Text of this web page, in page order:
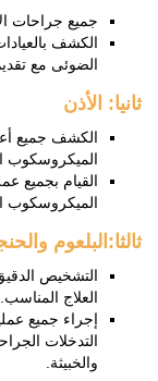
جميع جراحات
الكشف
الضوئى مع
ثانيا: الأذن
الكشف جميع
الميكروسكوب
القيام بجميع
الميكروسكوب
ثالثا:البلعوم
التشخيص
العلاج المناسب.
إجراء جميع
التدخلات
والخبيثة.